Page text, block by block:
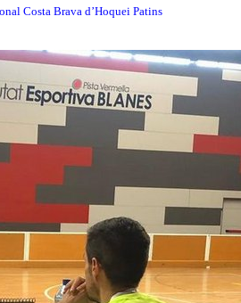
Costa Brava d’Hoquei Patins